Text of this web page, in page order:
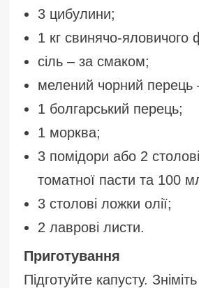
3 цибулини;
1 кг свинячо-яловичого
сіль – за смаком;
мелений чорний перець
1 болгарський перець;
1 морква;
3 помідори або 2
томатної пасти та 100
3 столові ложки олії;
2 лаврові листи.
Приготування
Підготуйте капусту.